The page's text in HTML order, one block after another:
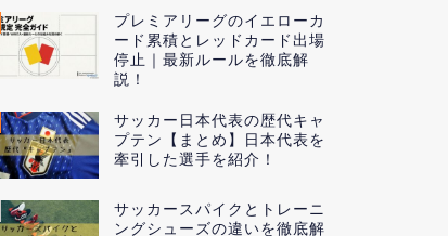
プレミアリーグのイエローカ
ード累積とレッドカード出場
停止｜最新ルールを徹底解
説！
サッカー日本代表の歴代キャ
プテン【まとめ】日本代表を
牽引した選手を紹介！
サッカースパイクとトレーニ
ングシューズの違いを徹底解